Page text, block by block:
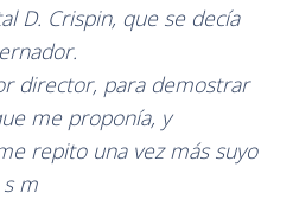
D. Crispin, que se decía
director, para demostrar
me proponía, y
repito una vez más suyo
m